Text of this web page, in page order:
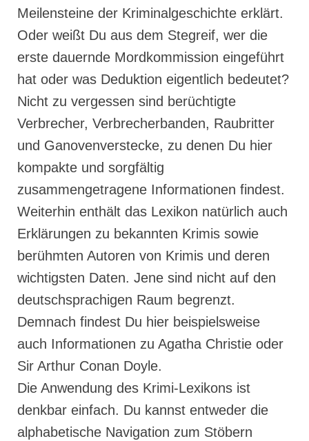
Meilensteine der Kriminalgeschichte erklärt.
Oder weißt Du aus dem Stegreif, wer die
erste dauernde Mordkommission eingeführt
hat oder was Deduktion eigentlich bedeutet?
Nicht zu vergessen sind berüchtigte
Verbrecher, Verbrecherbanden, Raubritter
und Ganovenverstecke, zu denen Du hier
kompakte und sorgfältig
zusammengetragene Informationen findest.
Weiterhin enthält das Lexikon natürlich auch
Erklärungen zu bekannten Krimis sowie
berühmten Autoren von Krimis und deren
wichtigsten Daten. Jene sind nicht auf den
deutschsprachigen Raum begrenzt.
Demnach findest Du hier beispielsweise
auch Informationen zu Agatha Christie oder
Sir Arthur Conan Doyle.
Die Anwendung des Krimi-Lexikons ist
denkbar einfach. Du kannst entweder die
alphabetische Navigation zum Stöbern